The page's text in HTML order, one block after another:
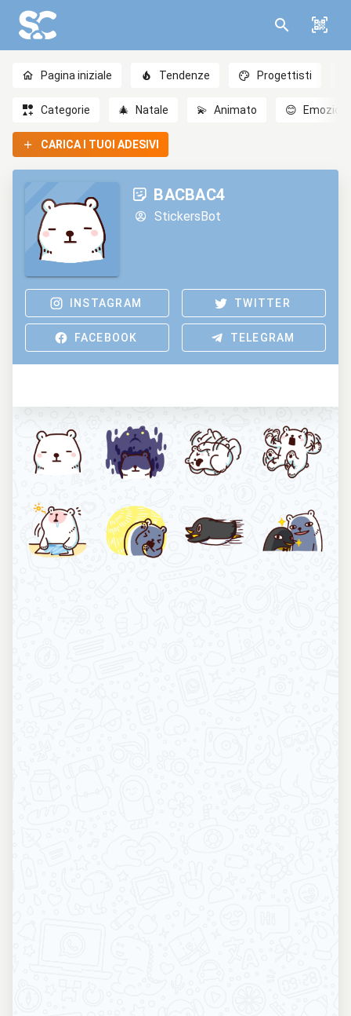
Pagina iniziale Tendenze Progettisti
Categorie 🎄 Natale 💫 Animato 😊 Emozioni
CARICA I TUOI ADESIVI
BACBAC4
StickersBot
INSTAGRAM TWITTER
FACEBOOK TELEGRAM